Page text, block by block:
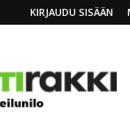
KIRJAUDU SISÄÄN